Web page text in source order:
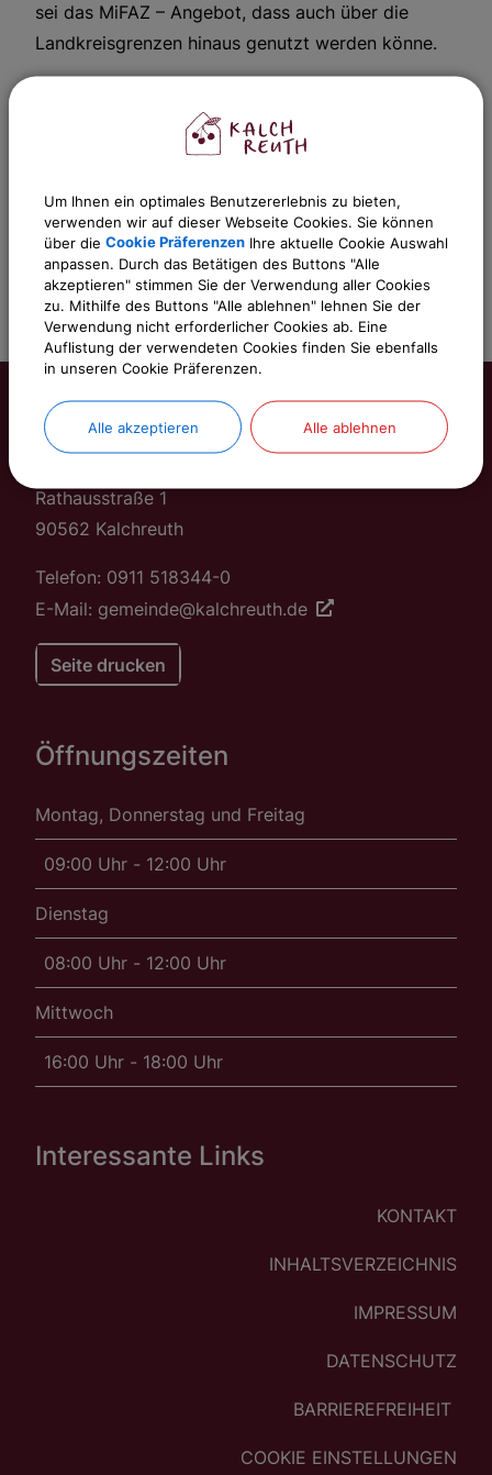
sei das MiFAZ – Angebot, dass auch über die
Landkreisgrenzen hinaus genutzt werden könne.
gern Mitfahrer mitnehmen möchte, der ist auf der
Homepage der Mitfahrzentrale bestens
Teilnahme an diesem Angebot zusätzlich, den
Verkehr zu verringern, die Umwelt zu entlasten
und den eigenen Geldbeutel zu schonen.
Gemeinde Kalchreuth
Rathausstraße 1
90562 Kalchreuth
Telefon: 0911 518344-0
E-Mail: gemeinde@kalchreuth.de
Seite drucken
Öffnungszeiten
Montag, Donnerstag und Freitag
09:00 Uhr - 12:00 Uhr
Dienstag
08:00 Uhr - 12:00 Uhr
Mittwoch
16:00 Uhr - 18:00 Uhr
Interessante Links
KONTAKT
INHALTSVERZEICHNIS
IMPRESSUM
DATENSCHUTZ
BARRIEREFREIHEIT
COOKIE EINSTELLUNGEN
Um Ihnen ein optimales Benutzererlebnis zu bieten,
verwenden wir auf dieser Webseite Cookies. Sie können
über die Cookie Präferenzen Ihre aktuelle Cookie Auswahl
anpassen. Durch das Betätigen des Buttons "Alle
akzeptieren" stimmen Sie der Verwendung aller Cookies
zu. Mithilfe des Buttons "Alle ablehnen" lehnen Sie der
Verwendung nicht erforderlicher Cookies ab. Eine
Auflistung der verwendeten Cookies finden Sie ebenfalls
in unseren Cookie Präferenzen.
Alle akzeptieren Alle ablehnen